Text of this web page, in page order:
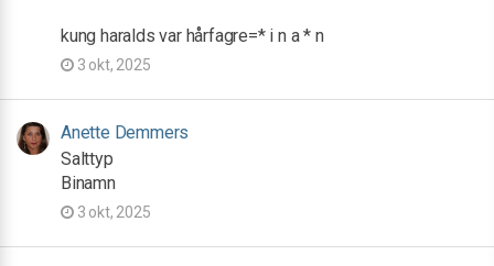
kung haralds var hårfagre=* i n a * n
3 okt, 2025
Anette Demmers
Salttyp
Binamn
3 okt, 2025